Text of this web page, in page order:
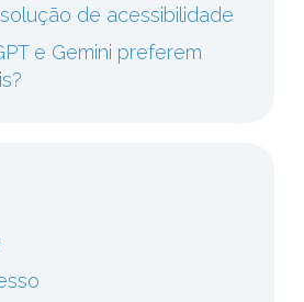
de acessibilidade
e Gemini preferem